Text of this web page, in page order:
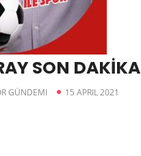
SON DAKİKA
GÜNDEMI 15 APRIL 2021